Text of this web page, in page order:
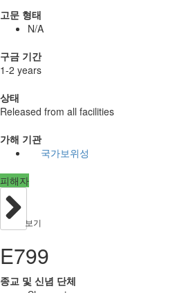
고문 형태
N/A
구금 기간
1-2 years
상태
Released from all facilities
가해 기관
국가보위성
피해자
보기
E799
종교 및 신념 단체